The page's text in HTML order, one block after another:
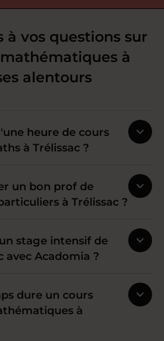
à vos questions sur
à
alentours
heure de cours
à Trélissac ?
un bon prof de
à Trélissac ?
stage intensif de
avec Acadomia ?
dure un cours
à